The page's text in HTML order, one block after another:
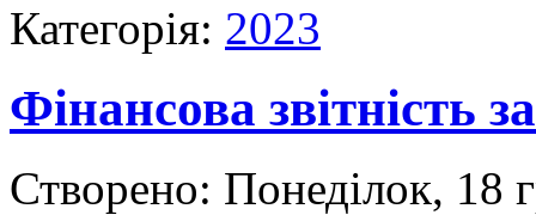
Категорія: 2023
Фінансова звітність
Створено: Понеділок, 18